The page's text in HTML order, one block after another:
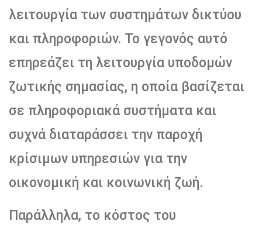
λειτουργία των συστημάτων δικτύου
και πληροφοριών. Το γεγονός αυτό
επηρεάζει τη λειτουργία υποδομών
ζωτικής σημασίας, η οποία βασίζεται
σε πληροφοριακά συστήματα και
συχνά διαταράσσει την παροχή
κρίσιμων υπηρεσιών για την
οικονομική και κοινωνική ζωή.
Παράλληλα, το κόστος του